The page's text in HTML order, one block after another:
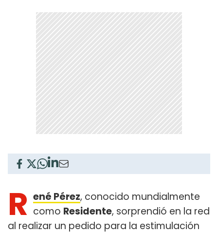
R ené Pérez, conocido mundialmente
como Residente, sorprendió en la red
al realizar un pedido para la estimulación